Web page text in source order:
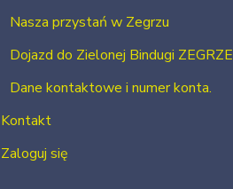
Nasza przystań w Zegrzu
Dojazd do Zielonej Bindugi ZEGRZE
Dane kontaktowe i numer konta.
Kontakt
Zaloguj się